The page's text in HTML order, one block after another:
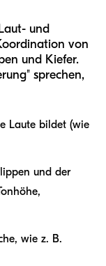
und
von
und Kiefer.
sprechen,
Laute bildet (wie
und der
wie z. B.